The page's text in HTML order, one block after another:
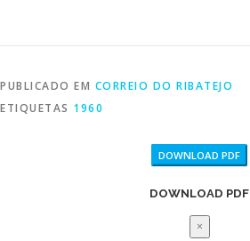
PUBLICADO EM CORREIO DO RIBATEJO
ETIQUETAS 1960
DOWNLOAD PDF
DOWNLOAD PDF
×